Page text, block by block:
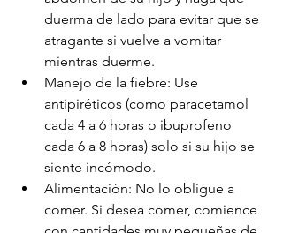
duerma de lado para evitar que se
atragante si vuelve a vomitar
mientras duerme.
Manejo de la fiebre: Use
antipiréticos (como paracetamol
cada 4 a 6 horas o ibuprofeno
cada 6 a 8 horas) solo si su hijo se
siente incómodo.
Alimentación: No lo obligue a
comer. Si desea comer, comience